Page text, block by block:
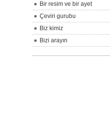
Bir resim ve bir ayet
Çeviri gurubu
Biz kimiz
Bizi arayın